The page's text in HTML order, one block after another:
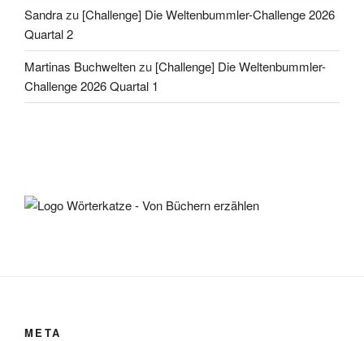
Sandrazu [Challenge] Die Weltenbummler-Challenge 2026
Quartal 2
Martinas Buchweltenzu [Challenge] Die Weltenbummler-
Challenge 2026 Quartal 1
META